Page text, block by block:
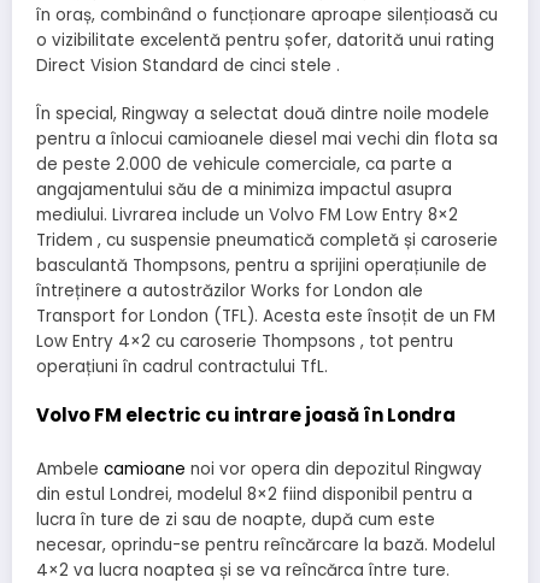
în oraș, combinând o funcționare aproape silențioasă cu
o vizibilitate excelentă pentru șofer, datorită unui rating
Direct Vision Standard de cinci stele .
În special, Ringway a selectat două dintre noile modele
pentru a înlocui camioanele diesel mai vechi din flota sa
de peste 2.000 de vehicule comerciale, ca parte a
angajamentului său de a minimiza impactul asupra
mediului. Livrarea include un Volvo FM Low Entry 8×2
Tridem , cu suspensie pneumatică completă și caroserie
basculantă Thompsons, pentru a sprijini operațiunile de
întreținere a autostrăzilor Works for London ale
Transport for London (TFL). Acesta este însoțit de un FM
Low Entry 4×2 cu caroserie Thompsons , tot pentru
operațiuni în cadrul contractului TfL.
Volvo FM electric cu intrare joasă în Londra
Ambele camioane noi vor opera din depozitul Ringway
din estul Londrei, modelul 8×2 fiind disponibil pentru a
lucra în ture de zi sau de noapte, după cum este
necesar, oprindu-se pentru reîncărcare la bază. Modelul
4×2 va lucra noaptea și se va reîncărca între ture.